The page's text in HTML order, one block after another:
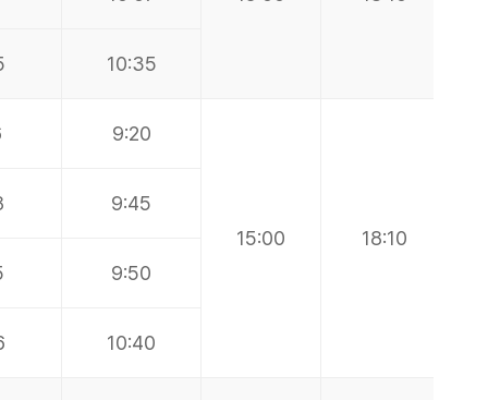
10:35
9:20
15:00 18:10
9:45
9:50
10:40